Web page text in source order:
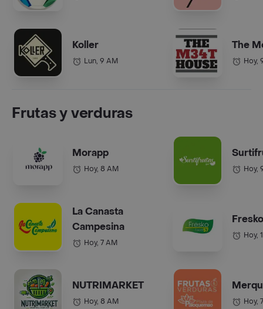
Koller
Lun, 9 AM
The
Hoy,
Frutas y verduras
Morapp
Hoy, 8 AM
La Canasta
Campesina
Hoy, 7 AM
NUTRIMARKET
Hoy, 8 AM
Hoy,
Hoy,
Hoy,